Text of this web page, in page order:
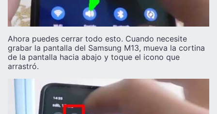
Ahora puedes cerrar todo esto. Cuando necesite
grabar la pantalla del Samsung M13, mueva la cortina
de la pantalla hacia abajo y toque el icono que
arrastró.